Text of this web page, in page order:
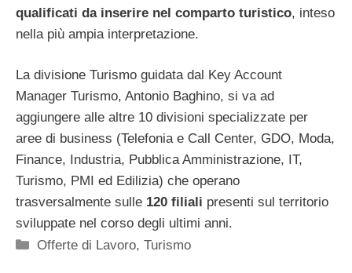
qualificati da inserire nel comparto turistico, inteso
nella più ampia interpretazione.
La divisione Turismo guidata dal Key Account
Manager Turismo, Antonio Baghino, si va ad
aggiungere alle altre 10 divisioni specializzate per
aree di business (Telefonia e Call Center, GDO, Moda,
Finance, Industria, Pubblica Amministrazione, IT,
Turismo, PMI ed Edilizia) che operano
trasversalmente sulle 120 filiali presenti sul territorio
sviluppate nel corso degli ultimi anni.
Categorie
Offerte di Lavoro,Turismo